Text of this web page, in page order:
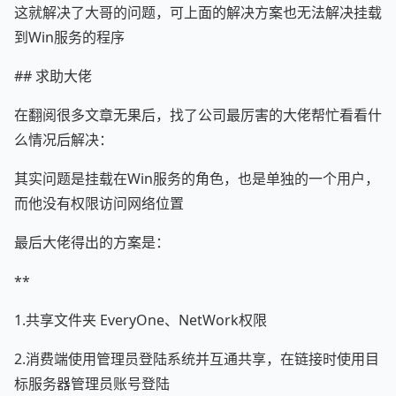
这就解决了大哥的问题，可上面的解决方案也无法解决挂载
到Win服务的程序
## 求助大佬
在翻阅很多文章无果后，找了公司最厉害的大佬帮忙看看什
么情况后解决：
其实问题是挂载在Win服务的角色，也是单独的一个用户，
而他没有权限访问网络位置
最后大佬得出的方案是：
**
1.共享文件夹 EveryOne、NetWork权限
2.消费端使用管理员登陆系统并互通共享，在链接时使用目
标服务器管理员账号登陆